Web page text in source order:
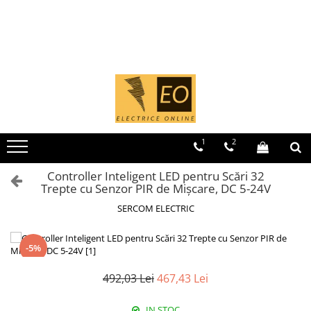
MCB - Sigurante automate
Curba C
1 Modul (1P+N)
Curba B
Curba C
2 Module (2P)
3 Module (3P)
1 2
Controller Inteligent LED pentru Scări 32
Trepte cu Senzor PIR de Mișcare, DC 5-24V
SERCOM ELECTRIC
-5%
492,03 Lei467,43 Lei